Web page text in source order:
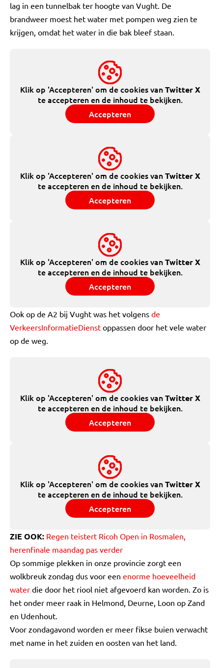
lag in een tunnelbak ter hoogte van Vught. De
brandweer moest het water met pompen weg zien te
krijgen, omdat het water in die bak bleef staan.
Klik op 'Accepteren' om de cookies vanTwitter X
te accepteren en de inhoud te bekijken.
Accepteren
Klik op 'Accepteren' om de cookies vanTwitter X
te accepteren en de inhoud te bekijken.
Accepteren
Klik op 'Accepteren' om de cookies vanTwitter X
te accepteren en de inhoud te bekijken.
Accepteren
Ook op de A2 bij Vught was het volgens de
VerkeersInformatieDienst oppassen door het vele water
op de weg.
Klik op 'Accepteren' om de cookies vanTwitter X
te accepteren en de inhoud te bekijken.
Accepteren
Klik op 'Accepteren' om de cookies vanTwitter X
te accepteren en de inhoud te bekijken.
Accepteren
ZIE OOK: Regen teistert Ricoh Open in Rosmalen,
herenfinale maandag pas verder
Op sommige plekken in onze provincie zorgt een
wolkbreuk zondag dus voor een enorme hoeveelheid
water die door het riool niet afgevoerd kan worden. Zo is
het onder meer raak in Helmond, Deurne, Loon op Zand
en Udenhout.
Voor zondagavond worden er meer fikse buien verwacht
met name in het zuiden en oosten van het land.